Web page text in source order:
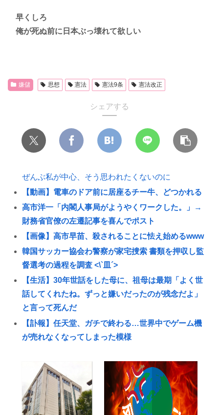
早くしろ
俺が死ぬ前に日本ぶっ壊れて欲しい
嫌儲 思想 憲法 憲法9条 憲法改正
シェアする
ぜんぶ私が中心、そう思われたくないのに
【動画】電車のドア前に居座るチー牛、どつかれる
高市洋一「内閣人事局がようやくワークした。」→
財務省官僚の左遷記事を喜んでポスト
【画像】高市早苗、殺されることに怯え始めるwww
韓国サッカー協会わ警察が家宅捜索 書類を押収し監
督選考の過程を調査 <\`皿´>
【生活】30年世話をした母に、祖母は最期「よく世
話してくれたね。ずっと嫌いだったのが残念だよ」
と言って死んだ
【訃報】任天堂、ガチで終わる…世界中でゲーム機
が売れなくなってしまった模様
し大量のSPを従え演説台にも全面防弾ガラスを設置
「パトレイバー」の最新書籍、マニアックすぎて誰
が買うのか謎
お盆、ホテル代高くね🤨